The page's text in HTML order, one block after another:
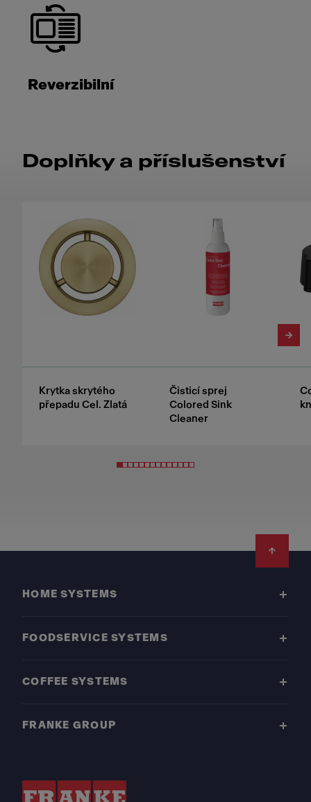
Reverzibilní
Doplňky a příslušenství
Krytka skrytého
přepadu Cel. Zlatá
Čisticí sprej
Colored Sink
Cleaner
HOME SYSTEMS
FOODSERVICE SYSTEMS
COFFEE SYSTEMS
FRANKE GROUP